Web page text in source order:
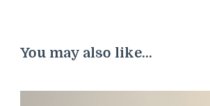
You may also like...